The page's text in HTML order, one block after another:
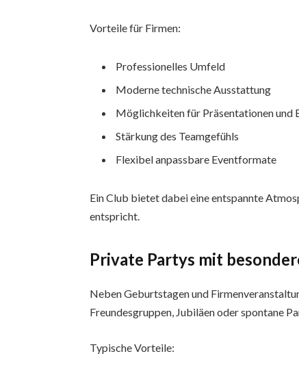
Vorteile für Firmen:
Professionelles Umfeld
Moderne technische Ausstattung
Möglichkeiten für Präsentationen und
Stärkung des Teamgefühls
Flexibel anpassbare Eventformate
Ein Club bietet dabei eine entspannte
entspricht.
Private Partys mit
Neben Geburtstagen und
Freundesgruppen, Jubiläen oder spontane
Typische Vorteile: